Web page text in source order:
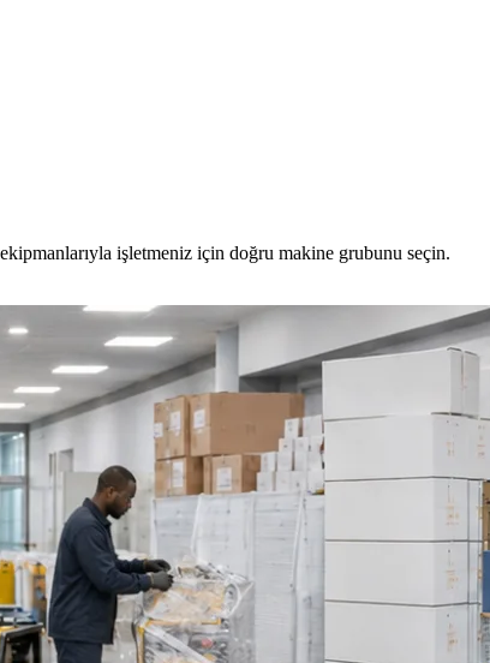
işletmeniz için doğru makine grubunu seçin.